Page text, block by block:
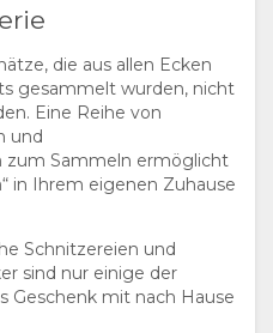
Anfang und kein Ende.
der Kälber — fast
in einem Zeitraum von 6
Ende Januar und
variiert von
Wetter und anderen
wir die Wanderung der
Gebiet?
wo sich die
die aus allen Ecken
gesammelt wurden, nicht
Eine Reihe von
und
zum Sammeln ermöglicht
in Ihrem eigenen Zuhause
Schnitzereien und
sind nur einige der
Geschenk mit nach Hause